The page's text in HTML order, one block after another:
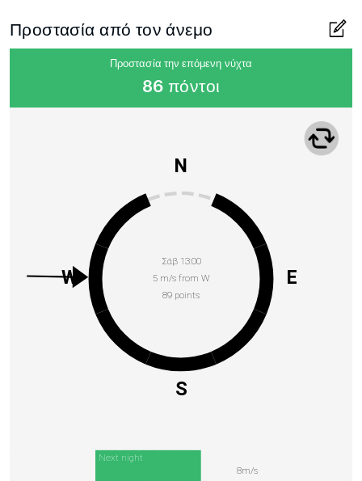
Προστασία από τον άνεμο
Προστασία την επόμενη νύχτα
86 πόντοι
Σάβ 13:00
5 m/s from W
89 points
N
E
S
W
Next night
8m/s